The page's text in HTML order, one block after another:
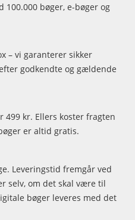
100.000 bøger, e-bøger og
– vi garanterer sikker
godkendte og gældende
499 kr. Ellers koster fragten
er altid gratis.
Leveringstid fremgår ved
selv, om det skal være til
bøger leveres med det